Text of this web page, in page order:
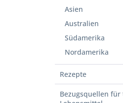
Asien
Australien
Südamerika
Nordamerika
Rezepte
Bezugsquellen